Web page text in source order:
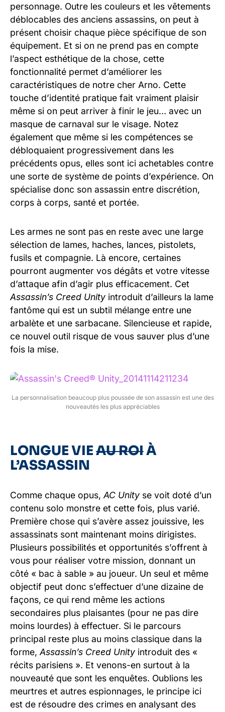
personnage. Outre les couleurs et les vêtements
déblocables des anciens assassins, on peut à
présent choisir chaque pièce spécifique de son
équipement. Et si on ne prend pas en compte
l’aspect esthétique de la chose, cette
fonctionnalité permet d’améliorer les
caractéristiques de notre cher Arno. Cette
touche d’identité pratique fait vraiment plaisir
même si on peut arriver à finir le jeu… avec un
masque de carnaval sur le visage. Notez
également que même si les compétences se
débloquaient progressivement dans les
précédents opus, elles sont ici achetables contre
une sorte de système de points d’expérience. On
spécialise donc son assassin entre discrétion,
corps à corps, santé et portée.
Les armes ne sont pas en reste avec une large
sélection de lames, haches, lances, pistolets,
fusils et compagnie. Là encore, certaines
pourront augmenter vos dégâts et votre vitesse
d’attaque afin d’agir plus efficacement. Cet
Assassin’s Creed Unity introduit d’ailleurs la lame
fantôme qui est un subtil mélange entre une
arbalète et une sarbacane. Silencieuse et rapide,
ce nouvel outil risque de vous sauver plus d’une
fois la mise.
La personnalisation beaucoup plus poussée de son assassin est une des
nouveautés les plus appréciables
LONGUE VIEAU ROIÀ
L’ASSASSIN
Comme chaque opus, AC Unity se voit doté d’un
contenu solo monstre et cette fois, plus varié.
Première chose qui s’avère assez jouissive, les
assassinats sont maintenant moins dirigistes.
Plusieurs possibilités et opportunités s’offrent à
vous pour réaliser votre mission, donnant un
côté « bac à sable » au joueur. Un seul et même
objectif peut donc s’effectuer d’une dizaine de
façons, ce qui rend même les actions
secondaires plus plaisantes (pour ne pas dire
moins lourdes) à effectuer. Si le parcours
principal reste plus au moins classique dans la
forme, Assassin’s Creed Unity introduit des «
récits parisiens ». Et venons-en surtout à la
nouveauté que sont les enquêtes. Oublions les
meurtres et autres espionnages, le principe ici
est de résoudre des crimes en analysant des